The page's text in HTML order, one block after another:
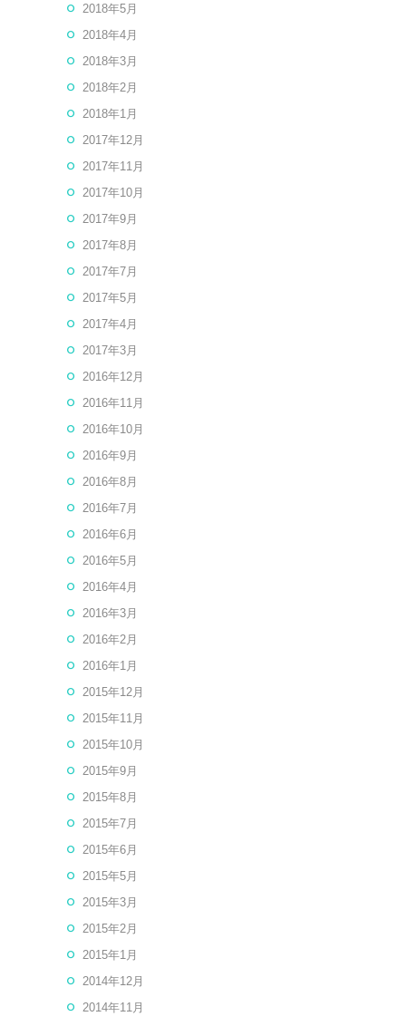
2018年5月
2018年4月
2018年3月
2018年2月
2018年1月
2017年12月
2017年11月
2017年10月
2017年9月
2017年8月
2017年7月
2017年5月
2017年4月
2017年3月
2016年12月
2016年11月
2016年10月
2016年9月
2016年8月
2016年7月
2016年6月
2016年5月
2016年4月
2016年3月
2016年2月
2016年1月
2015年12月
2015年11月
2015年10月
2015年9月
2015年8月
2015年7月
2015年6月
2015年5月
2015年3月
2015年2月
2015年1月
2014年12月
2014年11月